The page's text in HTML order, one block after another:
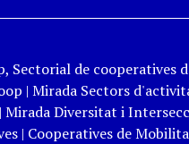
Sectorial de cooperatives
| Mirada Sectors
Mirada Diversitat i
| Cooperatives de